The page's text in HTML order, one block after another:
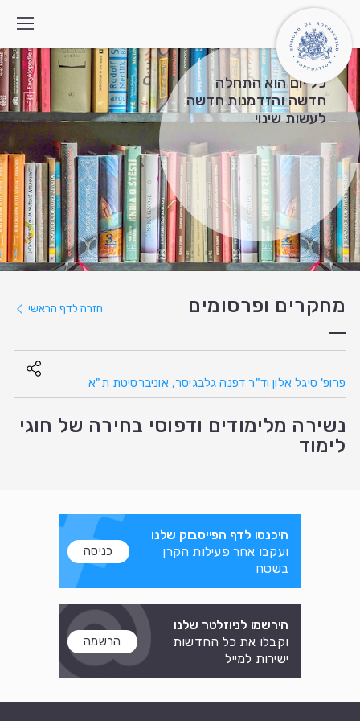
מי אנחנו
איך אנחנו פועלים
התוכניות
מה חדש
צרו קשר
כל יום הוא התחלה
חדשה והזדמנות חדשה
לעשות שינוי
חזרה לדף הראשי מחקרים ופרסומים
פרופ' סיגל אלון וד"ר דפנה גלבגיסר, אוניברסיטת ת"א
נשירה מלימודים ודפוסי בחירה של חוגי
לימוד
היכנסו לדף הפייסבוק שלנו
ועקבו אחר פעילות הקרן
בשטח
כניסה
הירשמו לניוזלטר שלנו
וקבלו את כל החדשות
ישירות למייל
הרשמה